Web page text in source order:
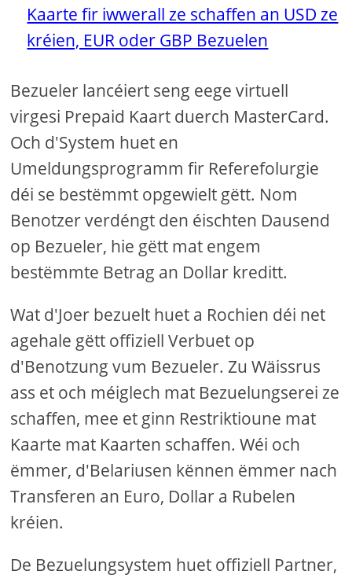
Kaarte fir iwwerall ze schaffen an USD ze
kréien, EUR oder GBP Bezuelen
Bezueler lancéiert seng eege virtuell
virgesi Prepaid Kaart duerch MasterCard.
Och d'System huet en
Umeldungsprogramm fir Referefolurgie
déi se bestëmmt opgewielt gëtt. Nom
Benotzer verdéngt den éischten Dausend
op Bezueler, hie gëtt mat engem
bestëmmte Betrag an Dollar kreditt.
Wat d'Joer bezuelt huet a Rochien déi net
agehale gëtt offiziell Verbuet op
d'Benotzung vum Bezueler. Zu Wäissrus
ass et och méiglech mat Bezuelungserei ze
schaffen, mee et ginn Restriktioune mat
Kaarte mat Kaarten schaffen. Wéi och
ëmmer, d'Belariusen kënnen ëmmer nach
Transferen an Euro, Dollar a Rubelen
kréien.
De Bezuelungsystem huet offiziell Partner,